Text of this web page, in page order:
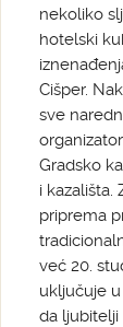
nekoliko
hotelski
Cišper.
sve
Gradsko
i kazališta.
priprema
već 20.
uključuje
da ljubitelji